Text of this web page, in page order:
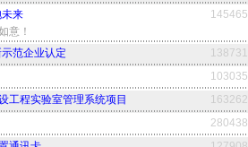
来
145465
意！
范企业认定
138731
103035
工程实验室管理系统项目
163262
280438